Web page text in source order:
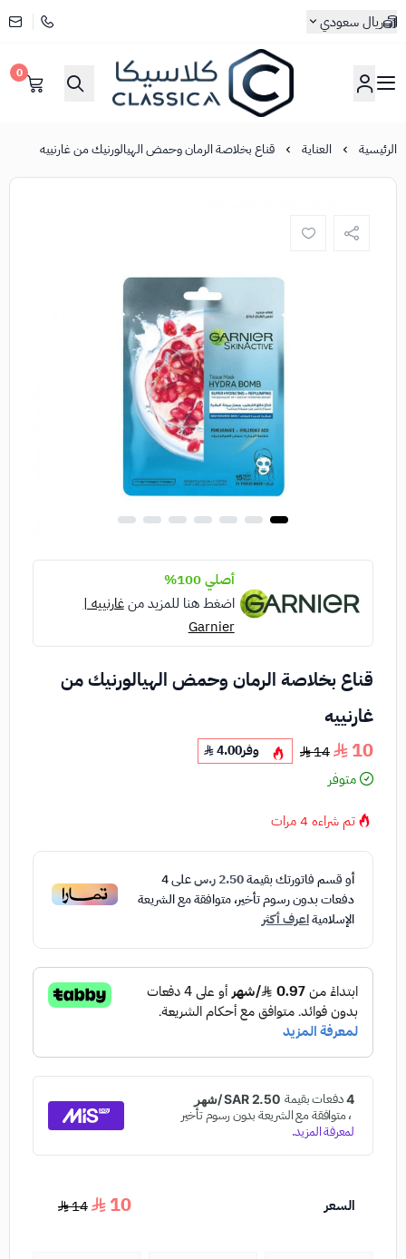
ريال سعودي
كلاسيكا
0
الرئيسية العناية قناع بخلاصة الرمان وحمض الهيالورنيك من غارنييه
أصلي 100%
اضغط هنا للمزيد منغارنييه |
Garnier
قناع بخلاصة الرمان وحمض الهيالورنيك من
غارنييه
10
14 وفر4.00
متوفر
تم شراءه4مرات
أو قسم فاتورتك بقيمة2.50 ر.س على4
دفعات بدون رسوم تأخير، متوافقة مع الشريعة
الإسلاميةاعرف أكثر
السعر 10
14